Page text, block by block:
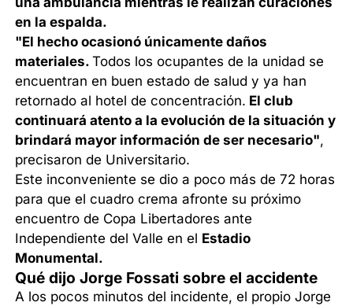
en la espalda.
"El hecho ocasionó únicamente daños
materiales.Todos los ocupantes de la unidad se
encuentran en buen estado de salud y ya han
retornado al hotel de concentración. El club
continuará atento a la evolución de la situación y
brindará mayor información de ser necesario",
precisaron de Universitario.
Este inconveniente se dio a poco más de 72 horas
para que el cuadro crema afronte su próximo
encuentro de Copa Libertadores ante
Independiente del Valle en el Estadio
Monumental.
Qué dijo Jorge Fossati sobre el accidente
A los pocos minutos del incidente, el propio Jorge